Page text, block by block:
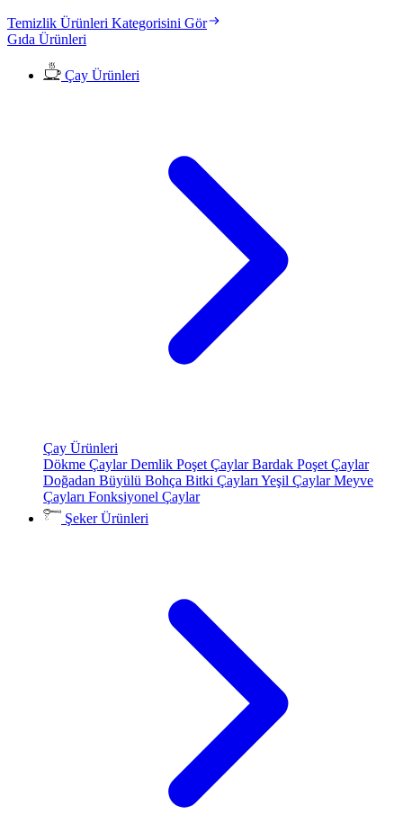
Temizlik Ürünleri Kategorisini Gör
Gıda Ürünleri
Çay Ürünleri
Çay Ürünleri
Dökme ÇaylarDemlik Poşet ÇaylarBardak Poşet Çaylar
Doğadan Büyülü Bohça Bitki Çayları Yeşil ÇaylarMeyve
Çayları Fonksiyonel Çaylar
Şeker Ürünleri